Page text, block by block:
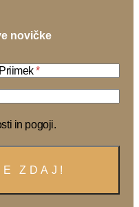
novičke
Priimek
in pogoji.